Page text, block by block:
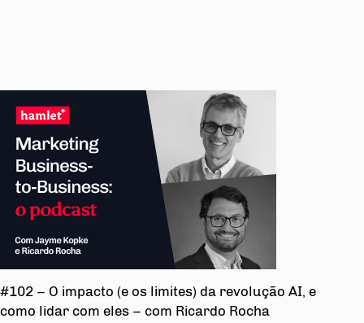
#102 – O impacto (e os limites) da revolução AI, e
como lidar com eles – com Ricardo Rocha